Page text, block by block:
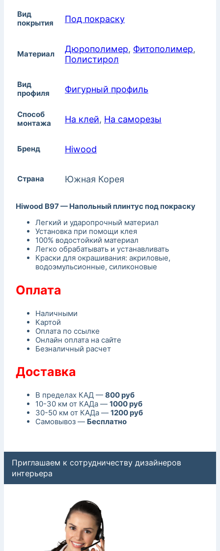
Вид
покрытия
Под покраску
Материал Дюрополимер, Фитополимер,
Полистирол
Вид
профиля
Фигурный профиль
Способ
монтажа
На клей, На саморезы
Бренд Hiwood
Страна Южная Корея
Hiwood B97 — Напольный плинтус под покраску
Легкий и ударопрочный материал
Установка при помощи клея
100% водостойкий материал
Легко обрабатывать и устанавливать
Краски для окрашивания: акриловые,
водоэмульсионные, силиконовые
Оплата
Наличными
Картой
Оплата по ссылке
Онлайн оплата на сайте
Безналичный расчет
Доставка
В пределах КАД — 800 руб
10-30 км от КАДа — 1000 руб
30-50 км от КАДа — 1200 руб
Самовывоз — Бесплатно
Приглашаем к сотрудничеству дизайнеров
интерьера